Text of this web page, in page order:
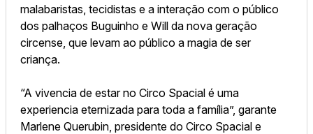
malabaristas, tecidistas e a interação com o público
dos palhaços Buguinho e Will da nova geração
circense, que levam ao público a magia de ser
criança.
“A vivencia de estar no Circo Spacial é uma
experiencia eternizada para toda a família”, garante
Marlene Querubin, presidente do Circo Spacial e